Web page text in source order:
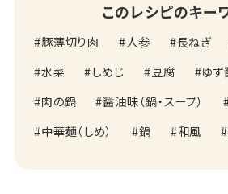
このレシピのキー
豚薄切り肉 人参 長ねぎ
水菜
しめじ 豆腐
ゆ
肉の鍋
醤油味（鍋・スープ）
中華麺（しめ）
鍋 和風